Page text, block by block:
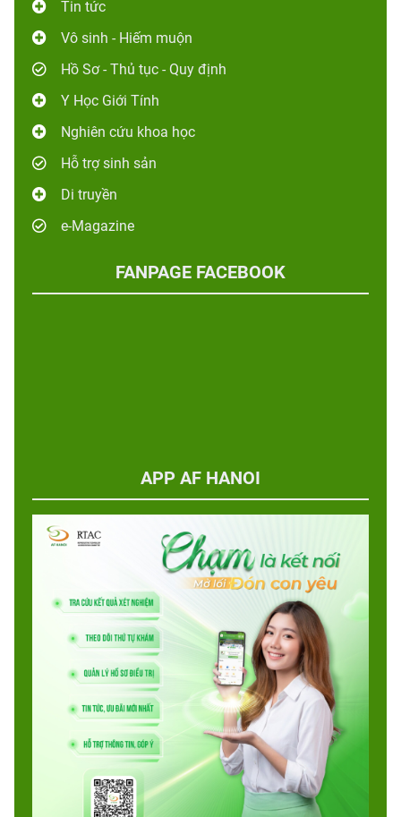
Tin tức
Vô sinh - Hiếm muộn
Hồ Sơ - Thủ tục - Quy định
Y Học Giới Tính
Nghiên cứu khoa học
Hỗ trợ sinh sản
Di truyền
e-Magazine
FANPAGE FACEBOOK
APP AF HANOI